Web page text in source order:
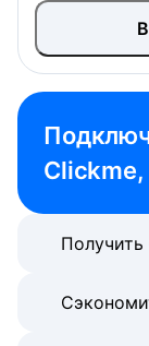
Clickme,